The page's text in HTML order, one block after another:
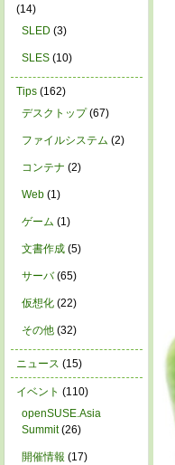
(14)
SLED (3)
SLES (10)
Tips (162)
デスクトップ(67)
ファイルシステム (2)
コンテナ (2)
Web (1)
ゲーム (1)
文書作成 (5)
サーバ(65)
仮想化 (22)
その他 (32)
ニュース (15)
イベント (110)
openSUSE.Asia
Summit(26)
開催情報 (17)